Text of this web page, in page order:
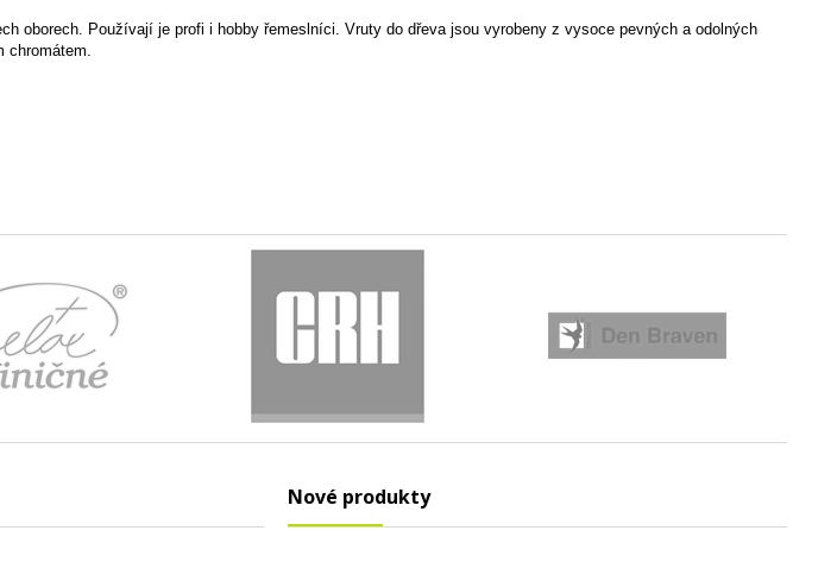
oborech. Používají je profi i hobby řemeslníci. Vruty do dřeva jsou vyrobeny z vysoce pevných a odolných
chromátem.
Nové produkty